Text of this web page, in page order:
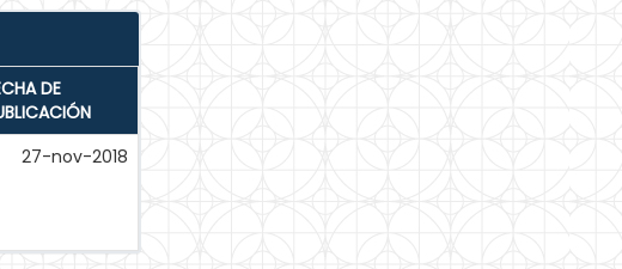
DE
27-nov-2018